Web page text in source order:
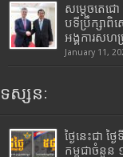
សម្តេចតេ
បទីប្រឹក្សាពិ
អង្គការសហ
January 11,
ទស្សនៈ
ថ្ងៃនេះជា
កម្ពុជាចំនួន